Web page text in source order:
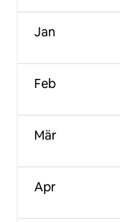
Jan
Feb
Mär
Apr